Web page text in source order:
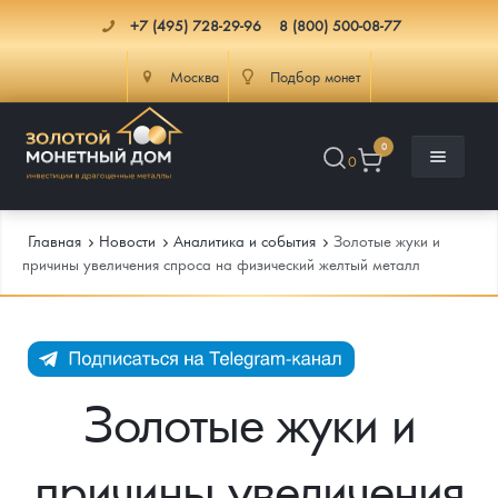
+7 (495) 728-29-96 8 (800) 500-08-77
Москва Подбор монет
0
0
Каталог Монет
Инвестиционные монеты
Инфо
Как сделать заказ
Главная Новости Аналитика и события
Золотые жуки и
причины увеличения спроса на физический желтый металл
Золотые жуки и